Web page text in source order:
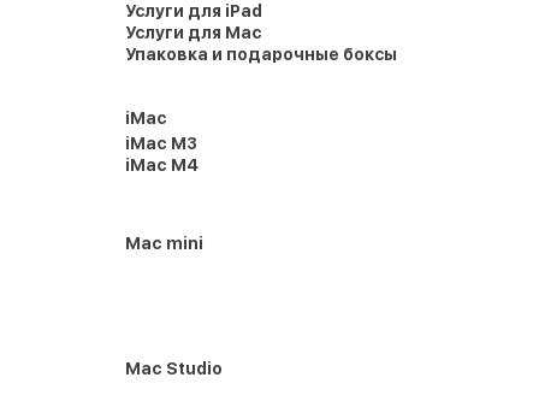
Услуги для iPad
Услуги для Mac
Упаковка и подарочные боксы
iMac
iMac M3
iMac M4
Mac mini
Mac Studio